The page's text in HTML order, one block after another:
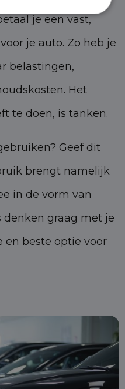
je een vast,
je auto. Zo heb je
belastingen,
Het
te doen, is tanken.
Geef dit
brengt namelijk
in de vorm van
denken graag met je
en beste optie voor